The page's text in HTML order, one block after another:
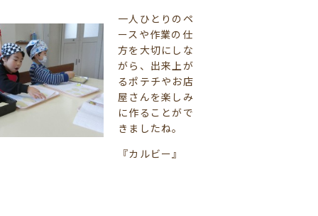
一人ひとりのペ
ースや作業の仕
方を大切にしな
がら、出来上が
るポテチやお店
屋さんを楽しみ
に作ることがで
きましたね。
『カルビー』